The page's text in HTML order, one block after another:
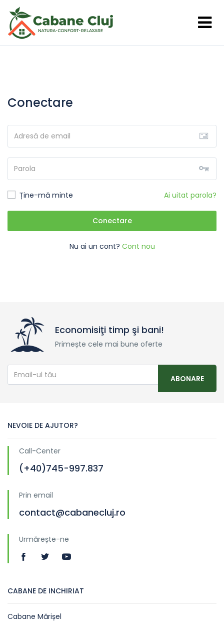
Conectare
Ține-mă minte Ai uitat parola?
Conectare
Nu ai un cont? Cont nou
Economisiţi timp şi bani!
Primește cele mai bune oferte
ABONARE
NEVOIE DE AJUTOR?
Call-Center
(+40)745-997.837
Prin email
contact@cabanecluj.ro
Urmărește-ne
CABANE DE INCHIRIAT
Cabane Mărișel